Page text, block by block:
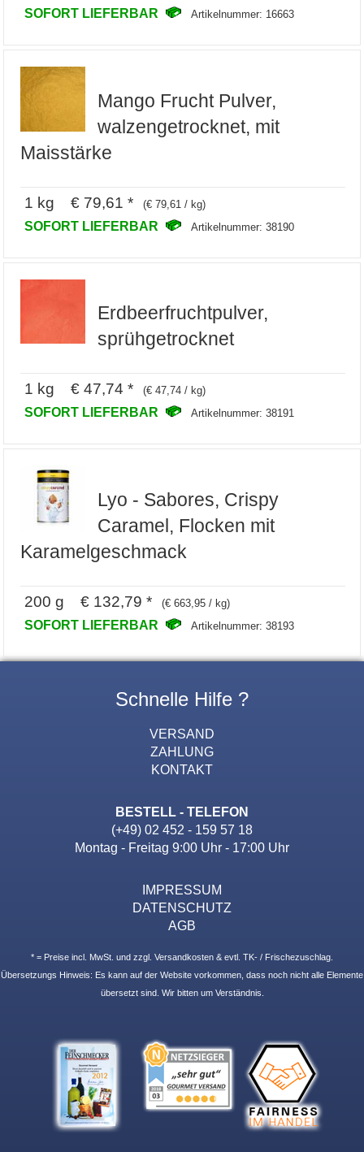
SOFORT LIEFERBAR Artikelnummer: 16663
Mango Frucht Pulver,
walzengetrocknet, mit
Maisstärke
1 kg € 79,61 * (€ 79,61 / kg)
SOFORT LIEFERBAR Artikelnummer: 38190
Erdbeerfruchtpulver,
sprühgetrocknet
1 kg € 47,74 * (€ 47,74 / kg)
SOFORT LIEFERBAR Artikelnummer: 38191
Lyo - Sabores, Crispy
Caramel, Flocken mit
Karamelgeschmack
200 g € 132,79 * (€ 663,95 / kg)
SOFORT LIEFERBAR Artikelnummer: 38193
Schnelle Hilfe ?
VERSAND
ZAHLUNG
KONTAKT
BESTELL - TELEFON
(+49) 02 452 - 159 57 18
Montag - Freitag 9:00 Uhr - 17:00 Uhr
IMPRESSUM
DATENSCHUTZ
AGB
* = Preise incl. MwSt. und zzgl. Versandkosten & evtl. TK- / Frischezuschlag.
Übersetzungs Hinweis: Es kann auf der Website vorkommen, dass noch nicht alle Elemente
übersetzt sind. Wir bitten um Verständnis.